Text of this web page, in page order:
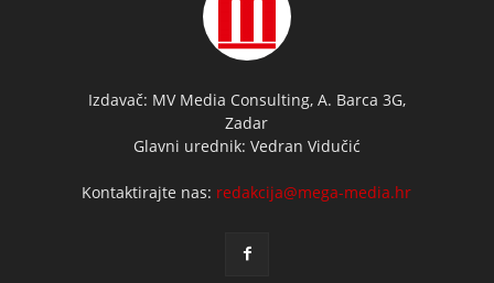
Izdavač: MV Media Consulting, A. Barca 3G,
Zadar
Glavni urednik: Vedran Vidučić
Kontaktirajte nas: redakcija@mega-media.hr